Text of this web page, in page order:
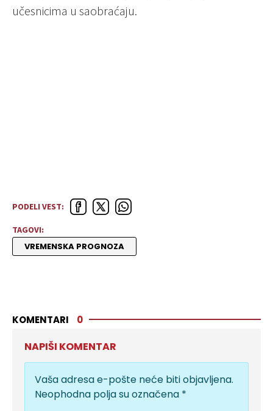
učesnicima u saobraćaju.
PODELI VEST:
TAGOVI:
VREMENSKA PROGNOZA
KOMENTARI 0
NAPIŠI KOMENTAR
Vaša adresa e-pošte neće biti objavljena.
Neophodna polja su označena *